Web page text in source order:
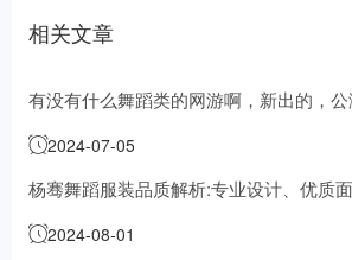
相关文章
有没有什么舞蹈类的网游啊，新出的，
的，不要久游，太大了
2024-07-05
杨骞舞蹈服装品质解析:专业设计、优质
2024-08-01